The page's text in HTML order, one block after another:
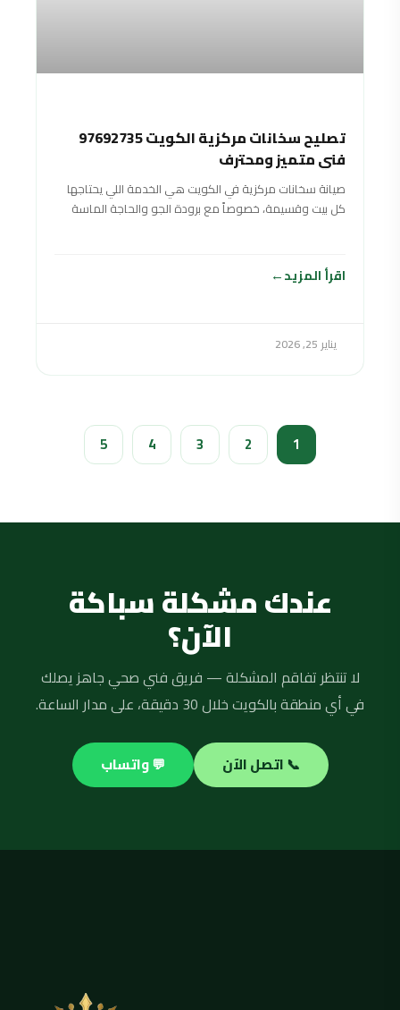
تصليح سخانات مركزية الكويت 97692735
فني متميز ومحترف
صيانة سخانات مركزية في الكويت هي الخدمة اللي يحتاجها
كل بيت وقسيمة، خصوصاً مع برودة الجو والحاجة الماسة
اقرأ المزيد
يناير 25, 2026
1
2
3
4
5
عندك مشكلة سباكة
الآن؟
لا تنتظر تفاقم المشكلة — فريق فني صحي جاهز يصلك
في أي منطقة بالكويت خلال 30 دقيقة، على مدار الساعة.
📞 اتصل الآن 💬 واتساب